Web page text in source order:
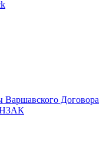
Варшавского Договора